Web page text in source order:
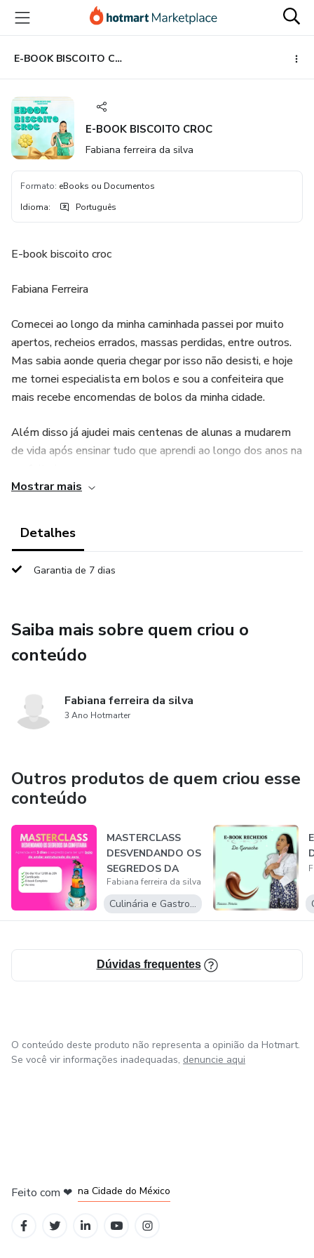
para
conteúdo
principal
para
pagamento
para
rodapé
E-BOOK BISCOITO CROC
E-BOOK BISCOITO CROC
Fabiana ferreira da silva
Formato: eBooks ou Documentos
Idioma: Português
E-book biscoito croc
Fabiana Ferreira
Comecei ao longo da minha caminhada passei por muito
apertos, recheios errados, massas perdidas, entre outros.
Mas sabia aonde queria chegar por isso não desisti, e hoje
me tornei especialista em bolos e sou a confeiteira que
mais recebe encomendas de bolos da minha cidade.
Além disso já ajudei mais centenas de alunas a mudarem
de vida após ensinar tudo que aprendi ao longo dos anos na
completas, com todo o passo a passo e dicas especiais
confeitaria, ou ainda fazer uma nova uma fonte de renda,
Mostrar mais
Detalhes
Garantia de 7 dias
Saiba mais sobre quem criou o
conteúdo
Fabiana ferreira da silva
3 Ano Hotmarter
Outros produtos de quem criou esse
conteúdo
MASTERCLASS
DESVENDANDO OS
SEGREDOS DA
CONFEITARIA
Fabiana ferreira da silva
Culinária e Gastronomia
Dúvidas frequentes
O conteúdo deste produto não representa a opinião da Hotmart.
Se você vir informações inadequadas, denuncie aqui
Feito com ❤ na Cidade do México